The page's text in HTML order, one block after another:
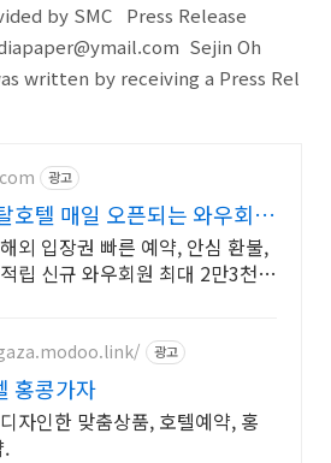
by SMC Press Release
Sejin Oh
written by receiving a Press Rel
광고
호텔 매일 오픈되는 와우회원
외 입장권 빠른 예약, 안심 환불,
립 신규 와우회원 최대 2만3천원
광고
홍콩가자
자인한 맞춤상품, 호텔예약, 홍
.